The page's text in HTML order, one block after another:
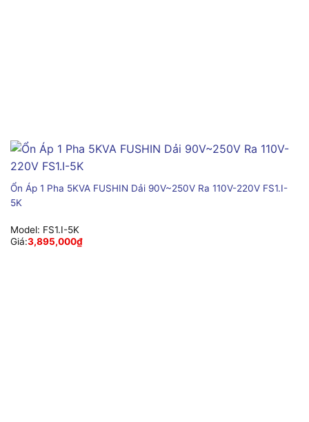
Ổn Áp 1 Pha 5KVA FUSHIN Dải 90V~250V Ra 110V-220V FS1.I-
5K
Model: FS1.I-5K
Giá:3,895,000₫